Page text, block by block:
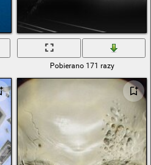
Pobierano 171 razy